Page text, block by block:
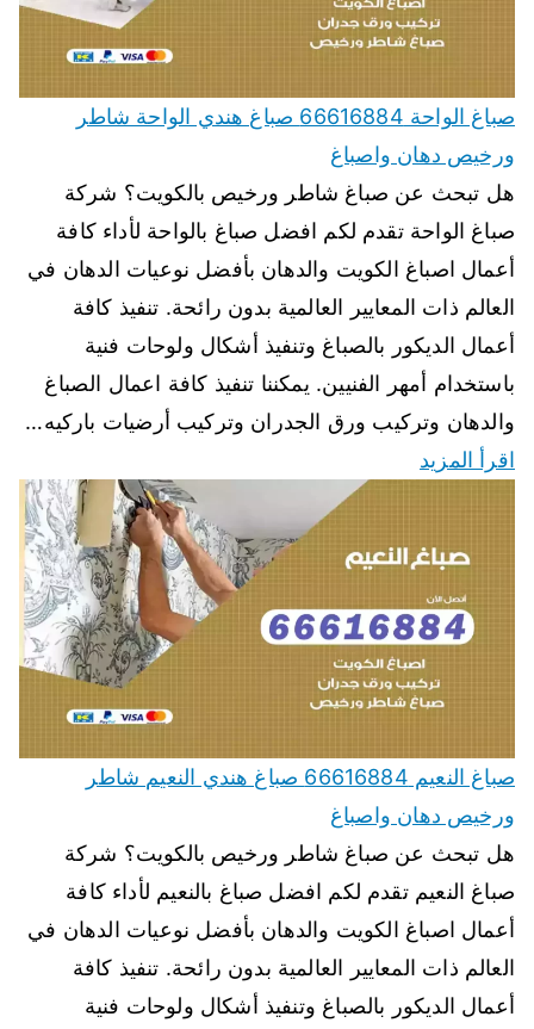
صباغ الواحة 66616884 صباغ هندي الواحة شاطر
ورخيص دهان واصباغ
هل تبحث عن صباغ شاطر ورخيص بالكويت؟ شركة
صباغ الواحة تقدم لكم افضل صباغ بالواحة لأداء كافة
أعمال اصباغ الكويت والدهان بأفضل نوعيات الدهان في
العالم ذات المعايير العالمية بدون رائحة. تنفيذ كافة
أعمال الديكور بالصباغ وتنفيذ أشكال ولوحات فنية
باستخدام أمهر الفنيين. يمكننا تنفيذ كافة اعمال الصباغ
والدهان وتركيب ورق الجدران وتركيب أرضيات باركيه…
اقرأ المزيد
صباغ النعيم 66616884 صباغ هندي النعيم شاطر
ورخيص دهان واصباغ
هل تبحث عن صباغ شاطر ورخيص بالكويت؟ شركة
صباغ النعيم تقدم لكم افضل صباغ بالنعيم لأداء كافة
أعمال اصباغ الكويت والدهان بأفضل نوعيات الدهان في
العالم ذات المعايير العالمية بدون رائحة. تنفيذ كافة
أعمال الديكور بالصباغ وتنفيذ أشكال ولوحات فنية